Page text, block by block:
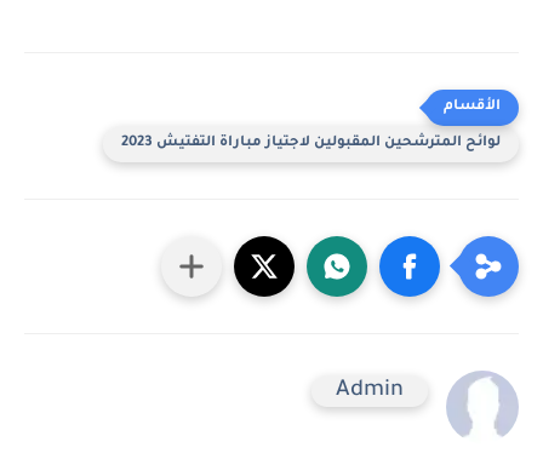
لوائح المترشحين المقبولين لاجتياز مباراة التفتيش 2023
Admin